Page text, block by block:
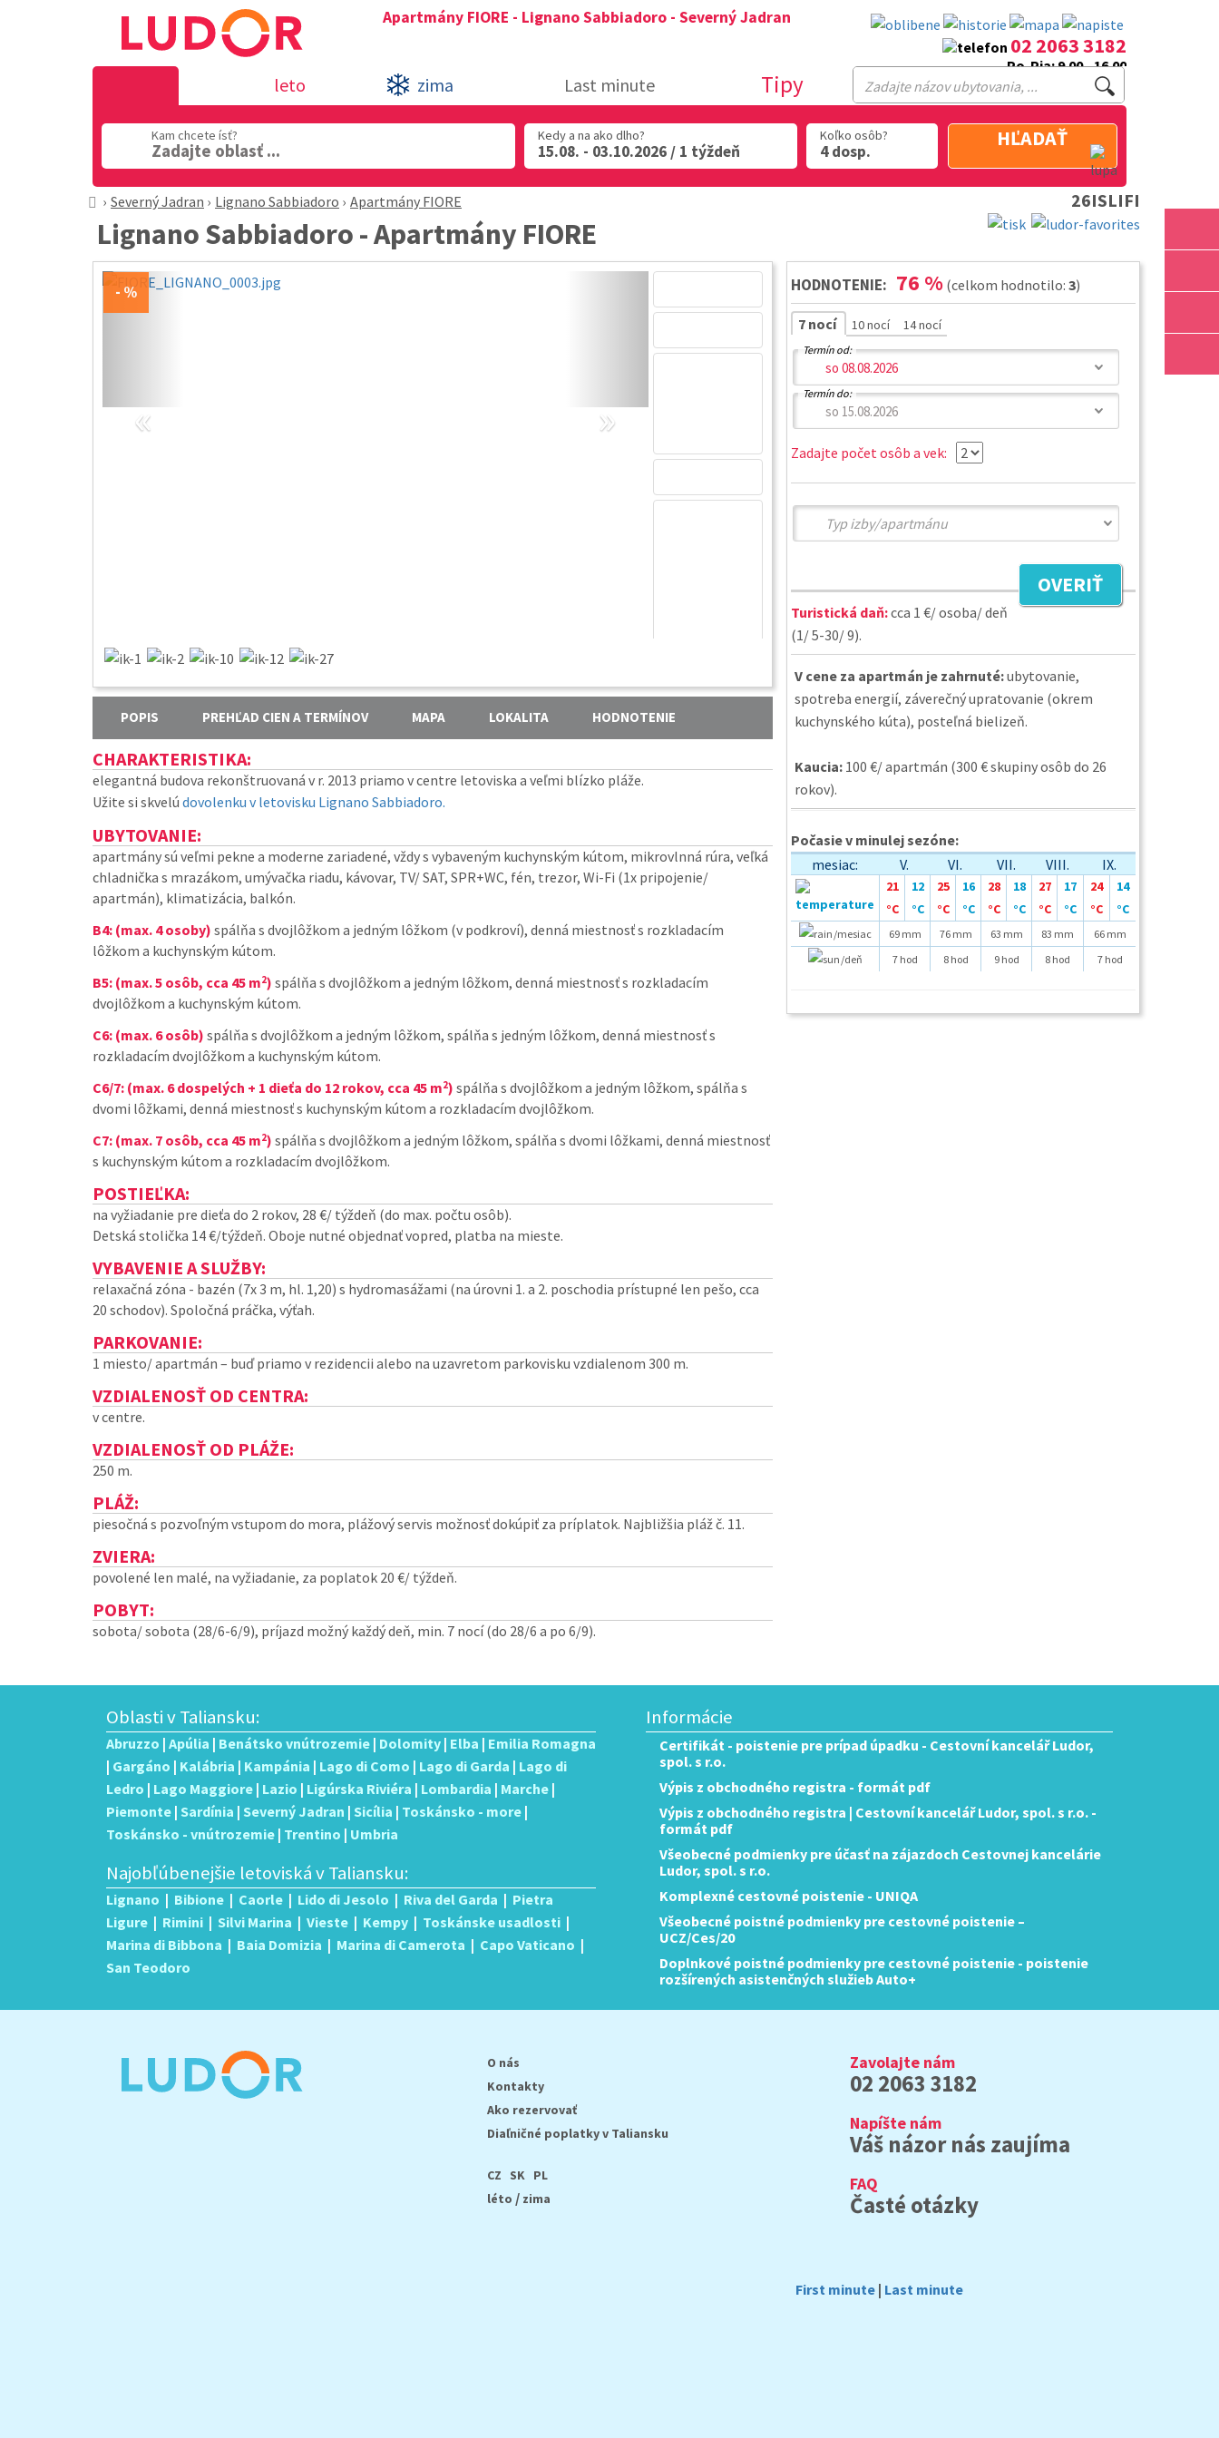
Apartmány FIORE - Lignano Sabbiadoro - Severný Jadran
02 2063 3182
Po-Pia: 9.00 - 16.00
leto zima Last minute Tipy
Kam chcete ísť?
Zadajte oblasť ...
Kedy a na ako dlho?
15.08. - 03.10.2026 / 1 týždeň
Koľko osôb?
4 dosp.
HĽADAŤ
Severný Jadran Lignano Sabbiadoro Apartmány FIORE 26ISLIFI
Lignano Sabbiadoro - Apartmány FIORE
« »
POPIS PREHĽAD CIEN A TERMÍNOV MAPA LOKALITA HODNOTENIE
CHARAKTERISTIKA:
elegantná budova rekonštruovaná v r. 2013 priamo v centre letoviska a veľmi blízko pláže.
Užite si skvelú dovolenku v letovisku Lignano Sabbiadoro.
UBYTOVANIE:
apartmány sú veľmi pekne a moderne zariadené, vždy s vybaveným kuchynským kútom, mikrovlnná rúra, veľká
chladnička s mrazákom, umývačka riadu, kávovar, TV/ SAT, SPR+WC, fén, trezor, Wi-Fi (1x pripojenie/
apartmán), klimatizácia, balkón.
B4: (max. 4 osoby) spálňa s dvojlôžkom a jedným lôžkom (v podkroví), denná miestnosť s rozkladacím
lôžkom a kuchynským kútom.
B5: (max. 5 osôb, cca 45 m2) spálňa s dvojlôžkom a jedným lôžkom, denná miestnosť s rozkladacím
dvojlôžkom a kuchynským kútom.
C6: (max. 6 osôb) spálňa s dvojlôžkom a jedným lôžkom, spálňa s jedným lôžkom, denná miestnosť s
rozkladacím dvojlôžkom a kuchynským kútom.
C6/7: (max. 6 dospelých + 1 dieťa do 12 rokov, cca 45 m2) spálňa s dvojlôžkom a jedným lôžkom, spálňa s
dvomi lôžkami, denná miestnosť s kuchynským kútom a rozkladacím dvojlôžkom.
C7: (max. 7 osôb, cca 45 m2) spálňa s dvojlôžkom a jedným lôžkom, spálňa s dvomi lôžkami, denná miestnosť
s kuchynským kútom a rozkladacím dvojlôžkom.
POSTIEĽKA:
na vyžiadanie pre dieťa do 2 rokov, 28 €/ týždeň (do max. počtu osôb).
Detská stolička 14 €/týždeň. Oboje nutné objednať vopred, platba na mieste.
VYBAVENIE A SLUŽBY:
relaxačná zóna - bazén (7x 3 m, hl. 1,20) s hydromasážami (na úrovni 1. a 2. poschodia prístupné len pešo, cca
20 schodov). Spoločná práčka, výťah.
PARKOVANIE:
1 miesto/ apartmán – buď priamo v rezidencii alebo na uzavretom parkovisku vzdialenom 300 m.
VZDIALENOSŤ OD CENTRA:
v centre.
VZDIALENOSŤ OD PLÁŽE:
250 m.
PLÁŽ:
piesočná s pozvoľným vstupom do mora, plážový servis možnosť dokúpiť za príplatok. Najbližšia pláž č. 11.
ZVIERA:
povolené len malé, na vyžiadanie, za poplatok 20 €/ týždeň.
POBYT:
sobota/ sobota (28/6-6/9), príjazd možný každý deň, min. 7 nocí (do 28/6 a po 6/9).
HODNOTENIE: 76 % (celkom hodnotilo: 3)
7 nocí 10 nocí 14 nocí
Termín od:
Termín do:
Zadajte počet osôb a vek:
OVERIŤ
Turistická daň:cca 1 €/ osoba/ deň
(1/ 5-30/ 9).
V cene za apartmán je zahrnuté:ubytovanie,
spotreba energií, záverečný upratovanie (okrem
kuchynského kúta), posteľná bielizeň.
Kaucia: 100 €/ apartmán (300 € skupiny osôb do 26
rokov).
Počasie v minulej sezóne:
mesiac:
V. VI. VII. VIII. IX.
21
°C
12
°C
25
°C
16
°C
28
°C
18
°C
27
°C
17
°C
24
°C
14
°C
/mesiac 69 mm 76 mm 63 mm 83 mm
66 mm
/deň
7 hod 8 hod 9 hod 8 hod 7 hod
Oblasti v Taliansku:
Abruzzo | Apúlia | Benátsko vnútrozemie | Dolomity | Elba | Emilia Romagna
| Gargáno | Kalábria | Kampánia | Lago di Como | Lago di Garda | Lago di
Ledro | Lago Maggiore | Lazio | Ligúrska Riviéra | Lombardia | Marche |
Piemonte | Sardínia | Severný Jadran | Sicília | Toskánsko - more |
Toskánsko - vnútrozemie | Trentino | Umbria
Najobľúbenejšie letoviská v Taliansku:
Lignano | Bibione | Caorle | Lido di Jesolo | Riva del Garda | Pietra
Ligure | Rimini | Silvi Marina | Vieste | Kempy | Toskánske usadlosti |
Marina di Bibbona | Baia Domizia | Marina di Camerota | Capo Vaticano |
San Teodoro
Informácie
Certifikát - poistenie pre prípad úpadku - Cestovní kancelář Ludor,
spol. s r.o.
Výpis z obchodného registra - formát pdf
Výpis z obchodného registra | Cestovní kancelář Ludor, spol. s r.o. -
formát pdf
Všeobecné podmienky pre účasť na zájazdoch Cestovnej kancelárie
Ludor, spol. s r.o.
Komplexné cestovné poistenie - UNIQA
Všeobecné poistné podmienky pre cestovné poistenie –
UCZ/Ces/20
Doplnkové poistné podmienky pre cestovné poistenie - poistenie
rozšírených asistenčných služieb Auto+
O nás
Kontakty
Ako rezervovať
Diaľničné poplatky v Taliansku
CZ SK PL
léto / zima
Zavolajte nám
02 2063 3182
Napíšte nám
Váš názor nás zaujíma
FAQ
Časté otázky
First minute | Last minute